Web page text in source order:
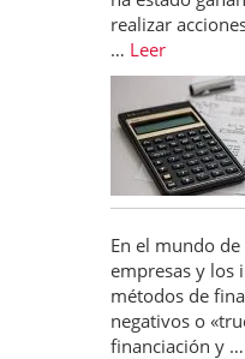
realizar
… Leer
En el mundo
empresas y los
métodos de
negativos o
financiación y …